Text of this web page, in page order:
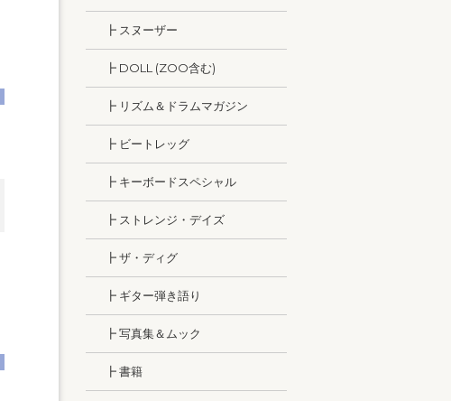
┣ スヌーザー
┣ DOLL (ZOO含む)
┣ リズム＆ドラムマガジン
┣ ビートレッグ
┣ キーボードスペシャル
┣ ストレンジ・デイズ
┣ ザ・ディグ
┣ ギター弾き語り
┣ 写真集＆ムック
┣ 書籍